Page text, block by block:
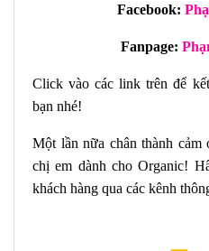
Facebook:
Fanpage:
Click vào các link trên để
bạn nhé!
Một lần nữa chân thành cảm
chị em dành cho Organic!
khách hàng qua các kênh